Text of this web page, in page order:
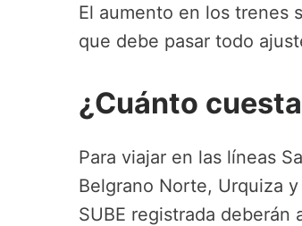
El aumento en los trenes
que debe pasar todo
¿Cuánto
Para viajar en las líneas
Belgrano Norte, Urquiza
SUBE registrada